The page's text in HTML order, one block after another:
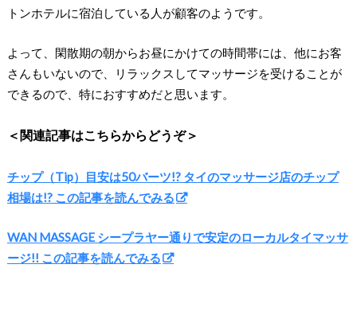
トンホテルに宿泊している人が顧客のようです。
よって、閑散期の朝からお昼にかけての時間帯には、他にお客
さんもいないので、リラックスしてマッサージを受けることが
できるので、特におすすめだと思います。
＜関連記事はこちらからどうぞ＞
チップ（Tip）目安は50バーツ!? タイのマッサージ店のチップ
相場は!? この記事を読んでみる
WAN MASSAGE シープラヤー通りで安定のローカルタイマッサ
ージ!! この記事を読んでみる